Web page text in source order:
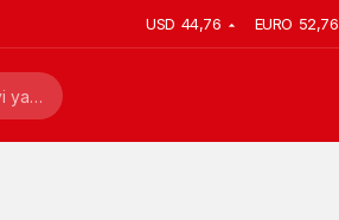
USD 44,76 EURO 52,76